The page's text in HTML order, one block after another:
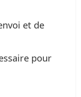
et de
pour